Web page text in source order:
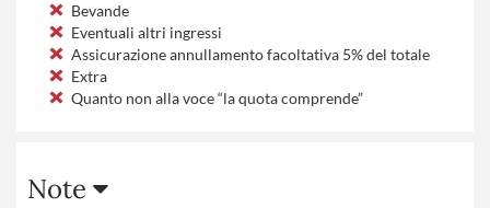
Bevande
Eventuali altri ingressi
Assicurazione annullamento facoltativa 5% del totale
Extra
Quanto non alla voce “la quota comprende”
Note